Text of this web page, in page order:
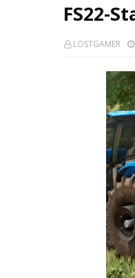
FS22-
LOSTGAMER